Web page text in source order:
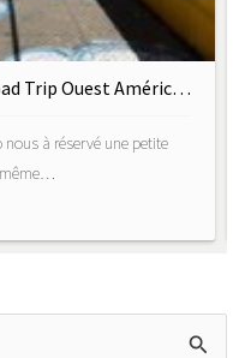
San Francisco – Jour 21 – Road Trip Ouest Américain
nous à réservé une petite
même…